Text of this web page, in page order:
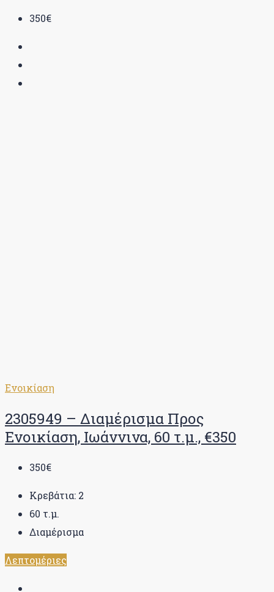
350€
Ενοικίαση
2305949 – Διαμέρισμα Προς
Ενοικίαση, Ιωάννινα, 60 τ.μ., €350
350€
Κρεβάτια: 2
60 τ.μ.
Διαμέρισμα
Λεπτομέριες